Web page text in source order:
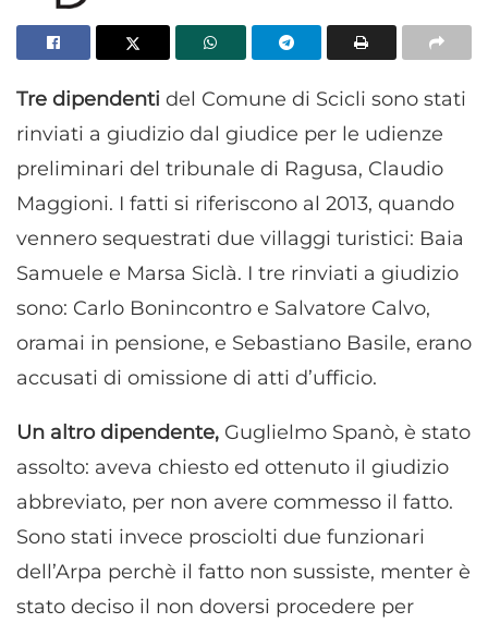
Tre dipendenti del Comune di Scicli sono stati
rinviati a giudizio dal giudice per le udienze
preliminari del tribunale di Ragusa, Claudio
Maggioni. I fatti si riferiscono al 2013, quando
vennero sequestrati due villaggi turistici: Baia
Samuele e Marsa Siclà. I tre rinviati a giudizio
sono: Carlo Bonincontro e Salvatore Calvo,
oramai in pensione, e Sebastiano Basile, erano
accusati di omissione di atti d’ufficio.
Un altro dipendente, Guglielmo Spanò, è stato
assolto: aveva chiesto ed ottenuto il giudizio
abbreviato, per non avere commesso il fatto.
Sono stati invece prosciolti due funzionari
dell’Arpa perchè il fatto non sussiste, menter è
stato deciso il non doversi procedere per